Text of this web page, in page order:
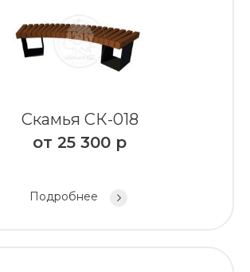
Скамья СК-018
от 25 300 р
Подробнее